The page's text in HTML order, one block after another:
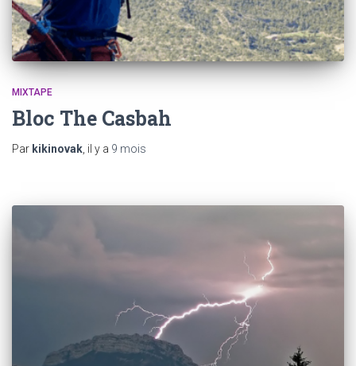
MIXTAPE
Bloc The Casbah
Par kikinovak , il y a 9 mois